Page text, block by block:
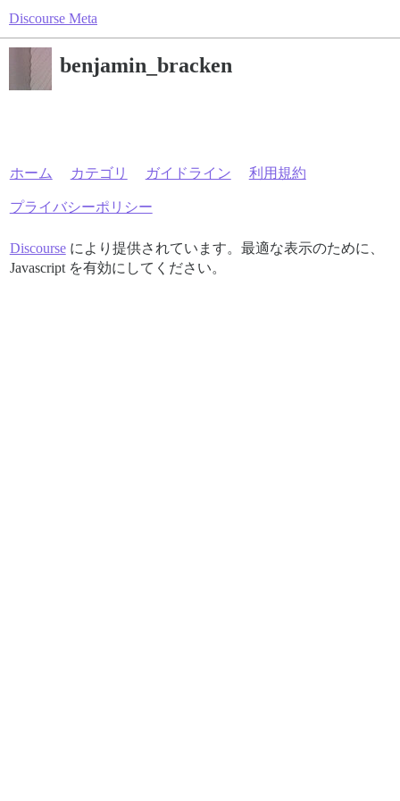
Discourse Meta
benjamin_bracken
ホーム カテゴリ ガイドライン 利用規約
プライバシーポリシー
Discourseにより提供されています。最適な表示のために、
Javascript を有効にしてください。